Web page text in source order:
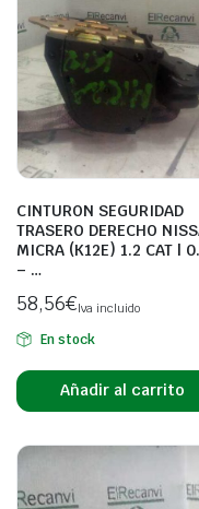
CINTURON SEGURIDAD
TRASERO DERECHO
MICRA (K12E) 1.2 CAT |
– …
58,56€Iva incluido
En stock
Añadir al carrito